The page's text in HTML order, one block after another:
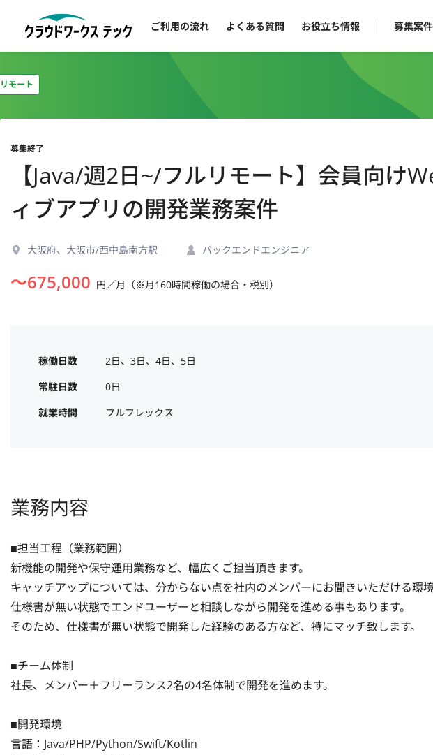
ご利用の流れ よくある質問 お役立ち情報 募集案件
モート
募集終了
【Java/週2日~/フルリモート】会員向け
ィブアプリの開発業務案件
大阪府、大阪市/西中島南方駅 バックエンドエンジニア
〜675,000 円／月（※月160時間稼働の場合・税別）
稼働日数
2日、3日、4日、5日
常駐日数
0日
就業時間
フルフレックス
業務内容
■担当工程（業務範囲）
新機能の開発や保守運用業務など、幅広くご担当頂きます。
キャッチアップについては、分からない点を社内のメンバーにお聞きいただける環境
仕様書が無い状態でエンドユーザーと相談しながら開発を進める事もあります。
そのため、仕様書が無い状態で開発した経験のある方など、特にマッチ致します。
■チーム体制
社長、メンバー＋フリーランス2名の4名体制で開発を進めます。
■開発環境
言語：Java/PHP/Python/Swift/Kotlin